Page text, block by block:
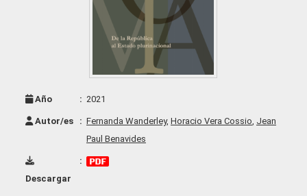
Año : 2021
Autor/es : Fernanda Wanderley,Horacio Vera Cossio Jean
Paul Benavides
Descargar
: